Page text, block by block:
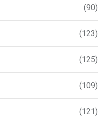
(90)
(123)
(125)
(109)
(121)